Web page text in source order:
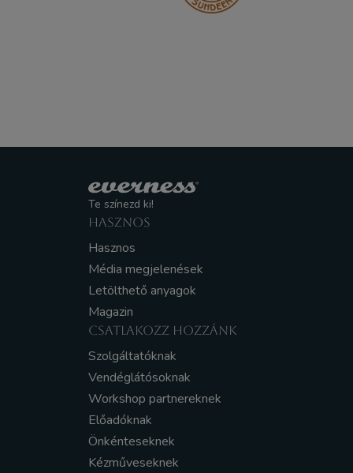
Te színezd ki!
HASZNOS
Hasznos
Média megjelenések
Letölthető anyagok
Magazin
CSATLAKOZZ HOZZÁNK
Szolgáltatóknak
Vendéglátósoknak
Workshop partnereknek
Előadóknak
Önkénteseknek
Kézműveseknek